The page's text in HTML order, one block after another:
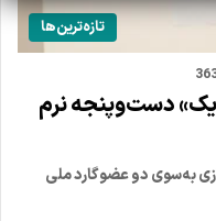
تازه‌ترین‌ها
دست‌وپنجه نرم
به‌سوی دو عضو گارد ملی